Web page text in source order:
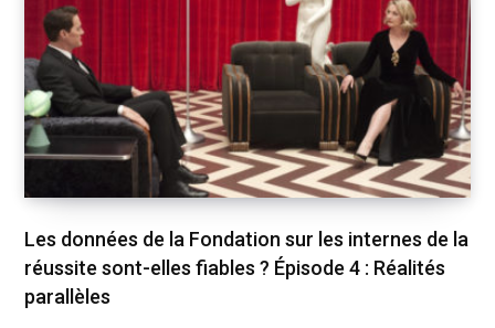
Les données de la Fondation sur les internes de la
réussite sont-elles fiables ? Épisode 4 : Réalités
parallèles